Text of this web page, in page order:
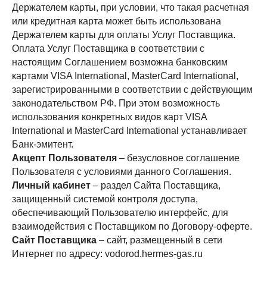
Держателем карты, при условии, что такая расчетная
или кредитная карта может быть использована
Держателем карты для оплаты Услуг Поставщика.
Оплата Услуг Поставщика в соответствии с
настоящим Соглашением возможна банковским
картами VISA International, MasterCard International,
зарегистрированными в соответствии с действующим
законодательством РФ. При этом возможность
использования конкретных видов карт VISA
International и MasterCard International устанавливает
Банк-эмитент.
Акцепт Пользователя – безусловное соглашение
Пользователя с условиями данного Соглашения.
Личный кабинет – раздел Сайта Поставщика,
защищенный системой контроля доступа,
обеспечивающий Пользователю интерфейс, для
взаимодействия с Поставщиком по Договору-оферте.
Сайт Поставщика – сайт, размещенный в сети
Интернет по адресу: vodorod.hermes-gas.ru